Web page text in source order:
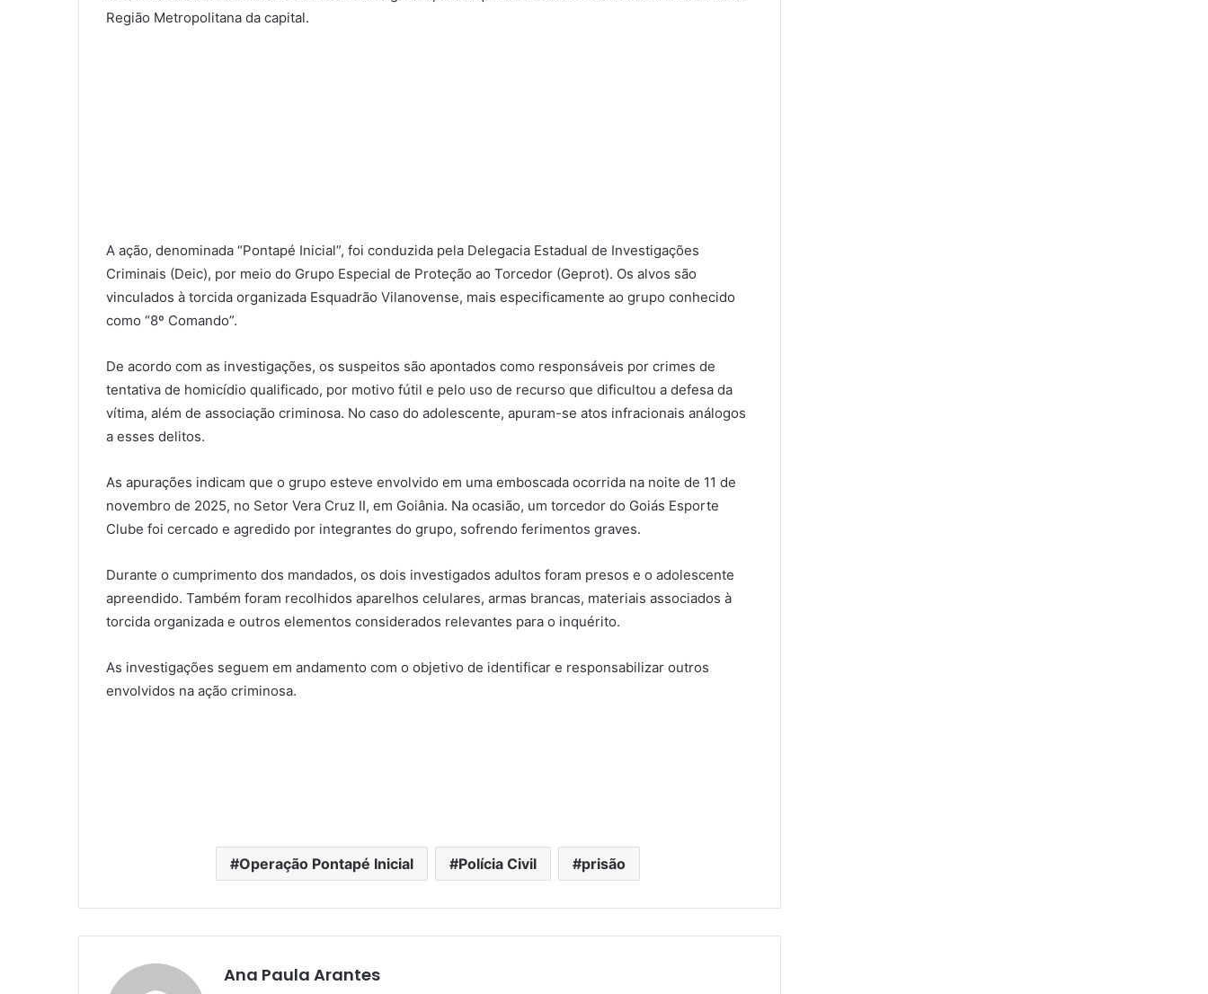
Região Metropolitana da capital.
A ação, denominada “Pontapé Inicial”, foi conduzida pela Delegacia Estadual de Investigações
Criminais (Deic), por meio do Grupo Especial de Proteção ao Torcedor (Geprot). Os alvos são
vinculados à torcida organizada Esquadrão Vilanovense, mais especificamente ao grupo conhecido
como “8º Comando”.
De acordo com as investigações, os suspeitos são apontados como responsáveis por crimes de
tentativa de homicídio qualificado, por motivo fútil e pelo uso de recurso que dificultou a defesa da
vítima, além de associação criminosa. No caso do adolescente, apuram-se atos infracionais análogos
a esses delitos.
As apurações indicam que o grupo esteve envolvido em uma emboscada ocorrida na noite de 11 de
novembro de 2025, no Setor Vera Cruz II, em Goiânia. Na ocasião, um torcedor do Goiás Esporte
Clube foi cercado e agredido por integrantes do grupo, sofrendo ferimentos graves.
Durante o cumprimento dos mandados, os dois investigados adultos foram presos e o adolescente
apreendido. Também foram recolhidos aparelhos celulares, armas brancas, materiais associados à
torcida organizada e outros elementos considerados relevantes para o inquérito.
As investigações seguem em andamento com o objetivo de identificar e responsabilizar outros
envolvidos na ação criminosa.
Operação Pontapé Inicial Polícia Civil prisão
Ana Paula Arantes